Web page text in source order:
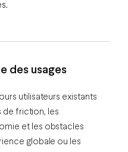
des usages
utilisateurs existants
de friction, les
et les obstacles
globale ou les